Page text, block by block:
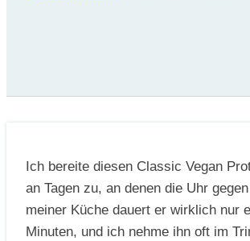
Ich bereite diesen Classic Vegan
an Tagen zu, an denen die Uhr
meiner Küche dauert er wirklich nur
Minuten, und ich nehme ihn oft im